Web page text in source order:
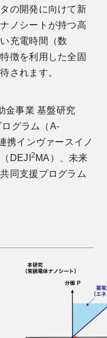
の開発に向けて新
ノシートが持つ高
充電時間（数
徴を利用した全固
されます。
金事業 基盤研究
グラム（A-
携インヴァースイノ
DEJI 2 MA）、未来
同支援プログラム